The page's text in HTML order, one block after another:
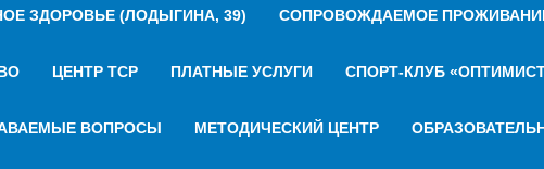
ЗДОРОВЬЕ (ЛОДЫГИНА, 39) СОПРОВОЖДАЕМОЕ
ЦЕНТР ТСР ПЛАТНЫЕ УСЛУГИ СПОРТ-КЛУБ
ВОПРОСЫ МЕТОДИЧЕСКИЙ ЦЕНТР